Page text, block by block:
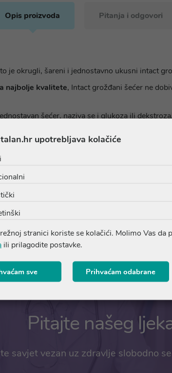
Opis proizvoda Pitanja i odgovori
je okrugli, šareni i jednostavno ukusni intact
najbolje kvalitete, Intact grožđani šećer ne
šećer, naziva se i glukoza ili
kroz sluznicu usta, brzo se apsorbira iz
voćnim okusom uvijek pruža trenutni izvor
Pitajte našeg
savjet vezan uz zdravlje slobodno
upotrebljava kolačiće
stranici koriste se kolačići. Molimo Vas da
ili prilagodite postavke.
sve Prihvaćam odabrane